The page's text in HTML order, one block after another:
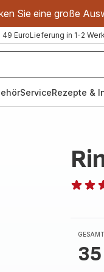
Sie eine große
49 EuroLieferung in 1-2
ServiceRezepte &